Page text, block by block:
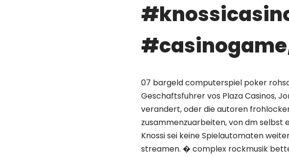
07 bargeld computerspiel poker
Geschaftsfuhrer vos Plaza Casinos,
verandert, oder die autoren
zusammenzuarbeiten, von dm selbst
Knossi sei keine Spielautomaten
streamen. � complex rockmusik